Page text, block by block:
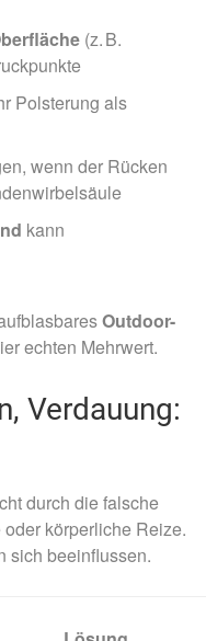
(z. B.
Polsterung als
wenn der Rücken
kann
Outdoor-
echten Mehrwert.
Verdauung:
durch die falsche
körperliche Reize.
sich beeinflussen.